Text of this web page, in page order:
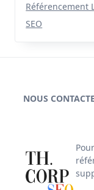
Référencement
SEO
NOUS